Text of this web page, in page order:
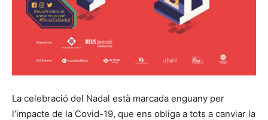
La celebració del Nadal està marcada enguany per
l’impacte de la Covid-19, que ens obliga a tots a canviar la